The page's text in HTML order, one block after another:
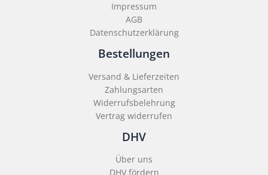
Impressum
AGB
Datenschutzerklärung
Bestellungen
Versand & Lieferzeiten
Zahlungsarten
Widerrufsbelehrung
Vertrag widerrufen
DHV
Über uns
DHV fördern